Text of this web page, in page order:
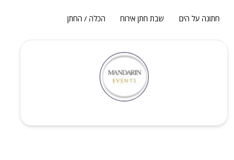
חתונה על הים שבת חתן אירוח הכלה / החתן